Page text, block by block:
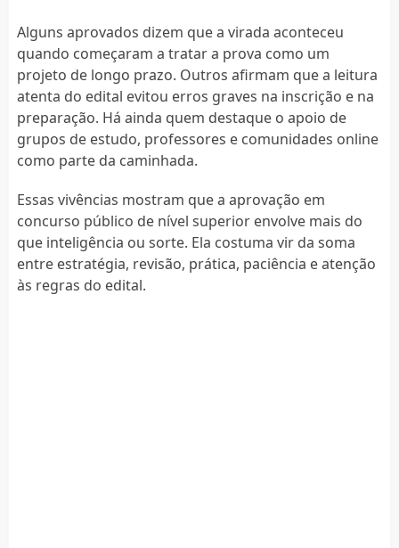
Alguns aprovados dizem que a virada aconteceu
quando começaram a tratar a prova como um
projeto de longo prazo. Outros afirmam que a leitura
atenta do edital evitou erros graves na inscrição e na
preparação. Há ainda quem destaque o apoio de
grupos de estudo, professores e comunidades online
como parte da caminhada.
Essas vivências mostram que a aprovação em
concurso público de nível superior envolve mais do
que inteligência ou sorte. Ela costuma vir da soma
entre estratégia, revisão, prática, paciência e atenção
às regras do edital.